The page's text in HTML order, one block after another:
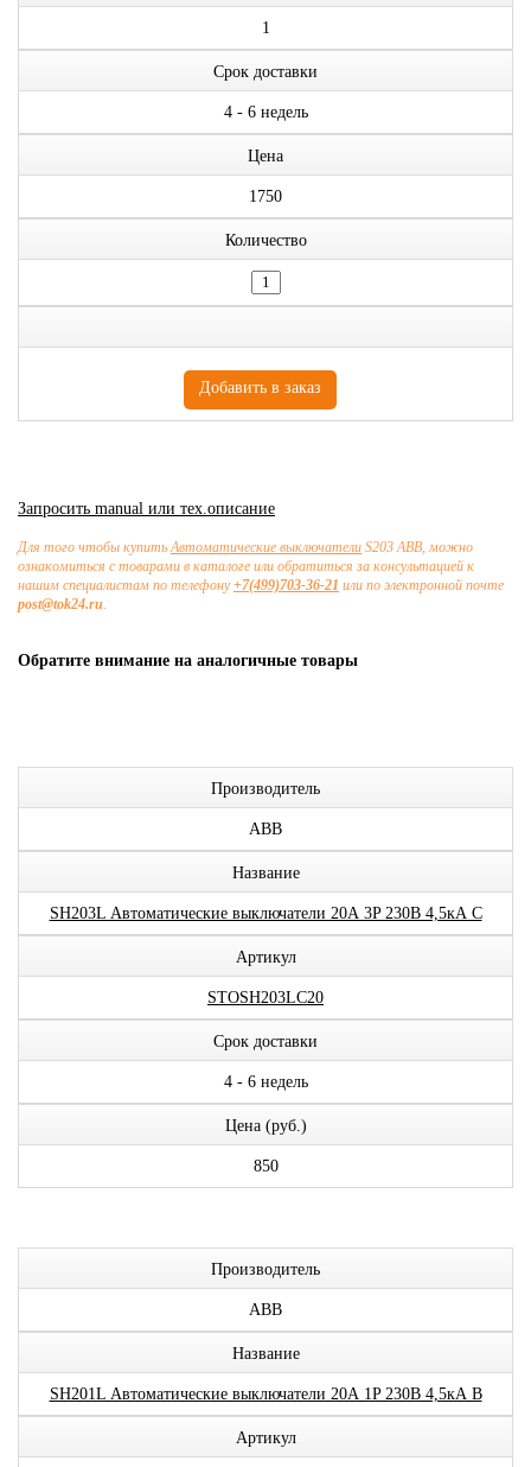
1
Срок доставки
4 - 6 недель
Цена
1750
Количество
Запросить manual или тех.описание
Для того чтобы купитьАвтоматические выключатели S203 ABB, можно
ознакомиться с товарами в каталоге или обратиться за консультацией к
нашим специалистам по телефону+7(499)703-36-21 или по электронной почте
post@tok24.ru.
Обратите внимание на аналогичные товары
Производитель
ABB
Название
SH203L Автоматические выключатели 20А 3P 230В 4,5кА C
Артикул
STOSH203LC20
Срок доставки
4 - 6 недель
Цена (руб.)
850
Производитель
ABB
Название
SH201L Автоматические выключатели 20А 1P 230В 4,5кА B
Артикул